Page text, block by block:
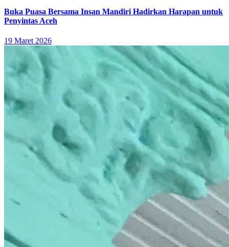
Buka Puasa Bersama Insan Mandiri Hadirkan Harapan untuk
Penyintas Aceh
19 Maret 2026